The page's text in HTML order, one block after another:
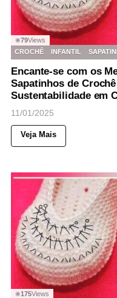
◉79Views
CROCHÊ
INFANTIL
Encante-se com os
Sapatinhos de
Sustentabilidade em
11/01/2025
Veja Mais
◉175Views